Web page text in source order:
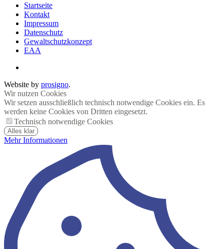
Startseite
Kontakt
Impressum
Datenschutz
Gewaltschutzkonzept
EAA
Website by prosigno.
Wir nutzen Cookies
Wir setzen ausschließlich technisch notwendige Cookies ein. Es
werden keine Cookies von Dritten eingesetzt.
Technisch notwendige Cookies
Alles klar
Mehr Informationen